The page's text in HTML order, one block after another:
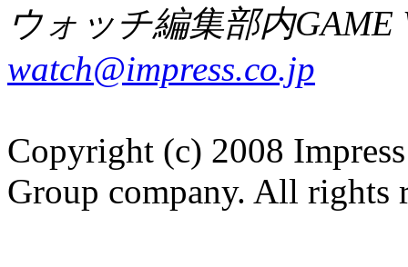
ウォッチ編集部内GAME
watch@impress.co.jp
Copyright (c) 2008
Group company. All rights